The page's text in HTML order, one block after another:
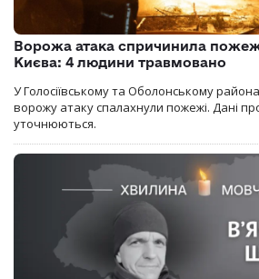
Ворожа атака спричинила
Києва: 4 людини травмовано
У Голосіївському та Оболонському
ворожу атаку спалахнули пожежі. Дані
уточнюються.